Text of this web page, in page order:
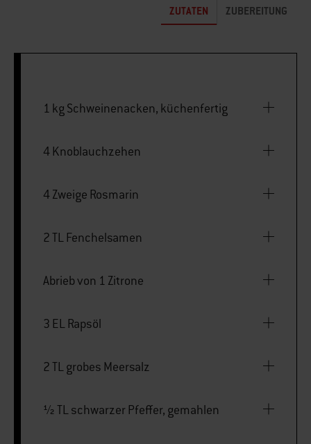
ZUTATEN ZUBEREITUNG
1 kg Schweinenacken, küchenfertig
4 Knoblauchzehen
4 Zweige Rosmarin
2 TL Fenchelsamen
Abrieb von 1 Zitrone
3 EL Rapsöl
2 TL grobes Meersalz
½ TL schwarzer Pfeffer, gemahlen